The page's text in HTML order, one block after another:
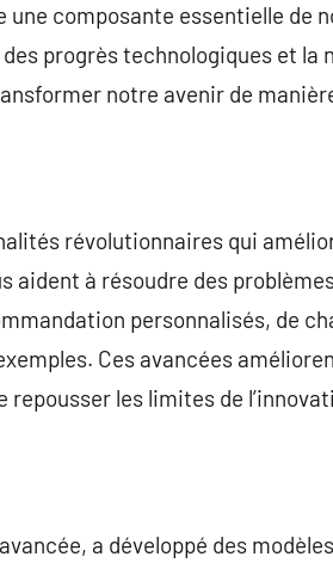
composante essentielle de
progrès technologiques et
notre avenir de
révolutionnaires qui
à résoudre des
personnalisés, de
Ces avancées
les limites de
a développé des